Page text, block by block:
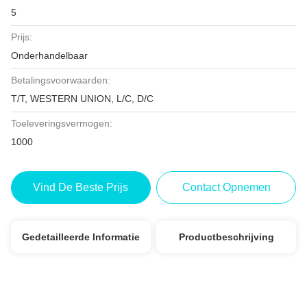
5
Prijs:
Onderhandelbaar
Betalingsvoorwaarden:
T/T, WESTERN UNION, L/C, D/C
Toeleveringsvermogen:
1000
Vind De Beste Prijs Contact Opnemen
Gedetailleerde Informatie Productbeschrijving